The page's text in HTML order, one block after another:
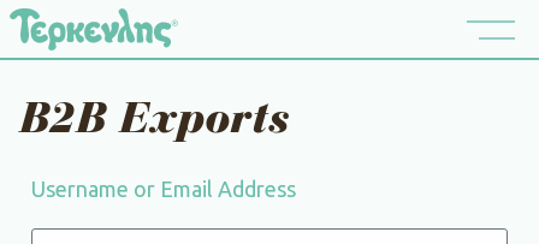
B2B Exports
Username or Email Address